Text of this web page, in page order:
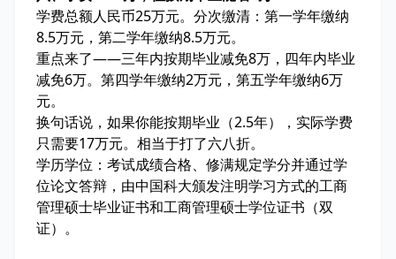
学费总额人民币25万元。分次缴清：第一学年缴纳
8.5万元，第二学年缴纳8.5万元。
重点来了——三年内按期毕业减免8万，四年内毕业
减免6万。第四学年缴纳2万元，第五学年缴纳6万
元。
换句话说，如果你能按期毕业（2.5年），实际学费
只需要17万元。相当于打了六八折。
学历学位：考试成绩合格、修满规定学分并通过学
位论文答辩，由中国科大颁发注明学习方式的工商
管理硕士毕业证书和工商管理硕士学位证书（双
证）。